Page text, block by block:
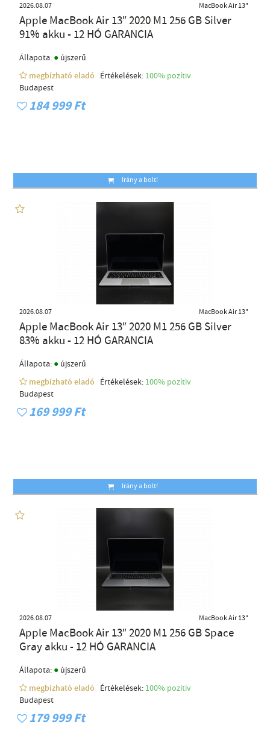
2026.08.07 MacBook Air 13"
Apple MacBook Air 13″ 2020 M1 256 GB Silver
91% akku - 12 HÓ GARANCIA
Állapota: ● újszerű
megbízható eladó
Értékelések: 100% pozítiv
Budapest
184 999 Ft
Irány a bolt!
2026.08.07 MacBook Air 13"
Apple MacBook Air 13″ 2020 M1 256 GB Silver
83% akku - 12 HÓ GARANCIA
Állapota: ● újszerű
megbízható eladó
Értékelések: 100% pozítiv
Budapest
169 999 Ft
Irány a bolt!
2026.08.07 MacBook Air 13"
Apple MacBook Air 13″ 2020 M1 256 GB Space
Gray akku - 12 HÓ GARANCIA
Állapota: ● újszerű
megbízható eladó
Értékelések: 100% pozítiv
Budapest
179 999 Ft